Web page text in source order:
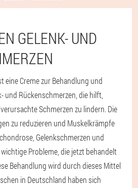
GELENK- UND
eine Creme zur Behandlung und
und Rückenschmerzen, die hilft,
Schmerzen zu lindern. Die
zu reduzieren und Muskelkrämpfe
Gelenkschmerzen und
Probleme, die jetzt behandelt
Behandlung wird durch dieses Mittel
in Deutschland haben sich